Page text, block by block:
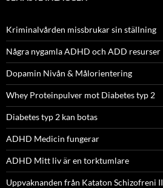
Kriminalvården missbrukar sin ställning
Några nygamla ADHD och ADD resurser
Dopamin Nivån & Målorientering
Whey Proteinpulver mot Diabetes typ 2
Diabetes typ 2 kan botas
ADHD Medicin fungerar
ADHD Mitt liv är en torktumlare
Uppvaknanden från Kataton Schizofreni II